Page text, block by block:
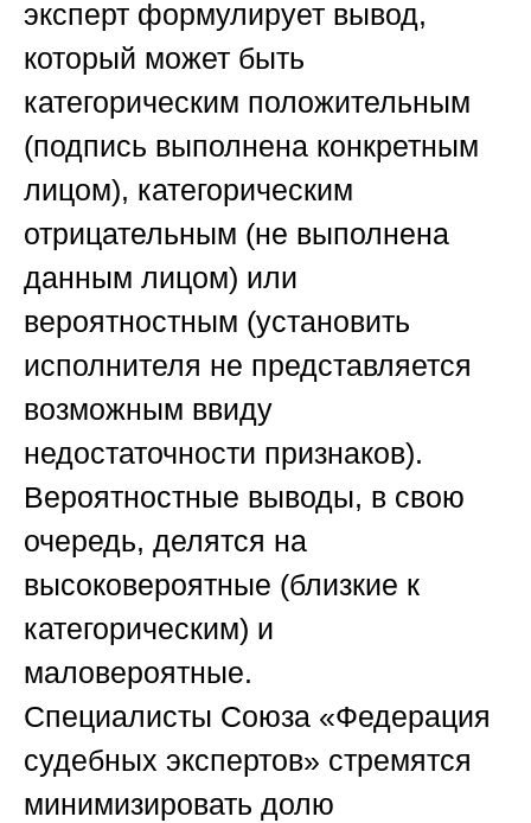
эксперт формулирует вывод,
который может быть
категорическим положительным
(подпись выполнена конкретным
лицом), категорическим
отрицательным (не выполнена
данным лицом) или
вероятностным (установить
исполнителя не представляется
возможным ввиду
недостаточности признаков).
Вероятностные выводы, в свою
очередь, делятся на
высоковероятные (близкие к
категорическим) и
маловероятные.
Специалисты Союза «Федерация
судебных экспертов» стремятся
минимизировать долю